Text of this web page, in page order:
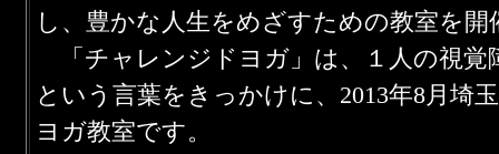
し、豊かな人生をめざすための教室を開
「チャレンジドヨガ」は、１人の視
という言葉をきっかけに、2013年8月埼
ヨガ教室です。